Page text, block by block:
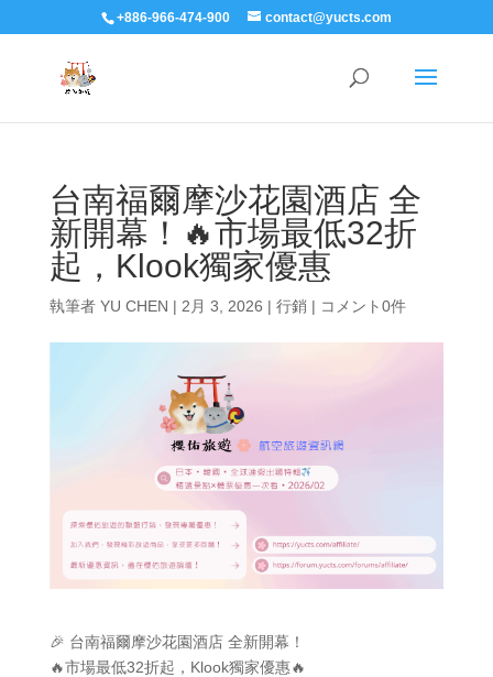
+886-966-474-900 contact@yucts.com
台南福爾摩沙花園酒店 全
新開幕！🔥市場最低32折
起，Klook獨家優惠
執筆者 YU CHEN | 2月 3, 2026 | 行銷| コメント0件
🎉 台南福爾摩沙花園酒店 全新開幕！
🔥市場最低32折起，Klook獨家優惠🔥